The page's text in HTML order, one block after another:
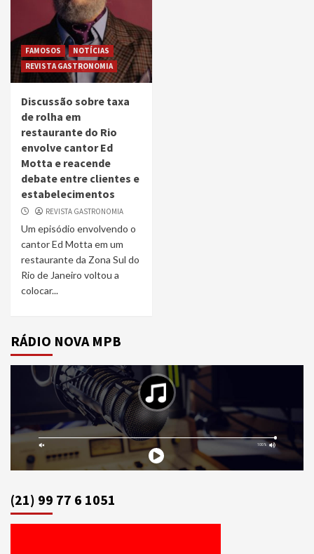
FAMOSOS
NOTÍCIAS
REVISTA GASTRONOMIA
Discussão sobre taxa
de rolha em
restaurante do Rio
envolve cantor Ed
Motta e reacende
debate entre clientes e
estabelecimentos
REVISTA GASTRONOMIA
Um episódio envolvendo o
cantor Ed Motta em um
restaurante da Zona Sul do
Rio de Janeiro voltou a
colocar...
RÁDIO NOVA MPB
(21) 99 77 6 1051